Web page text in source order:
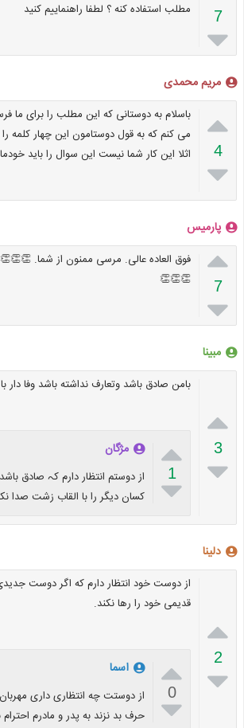
7

مطلب استفاده کنه ؟ لطفا راهنماییم کنید
مریم محمدی

4

باسلام به دوستانی که این مطلب را برای ما
می کنم که به قول دوستامون این چهار کلمه را
اثلا این کار شما نیست این سوال را باید
پارمیس

7

فوق العاده عالی. مرسی ممنون از شما.
👏👏👏
مبینا

3

بامن صادق باشد وتعارف نداشته باشد وفا دار

1

مژگان
از دوستم انتظار دارم کہ صادق
کسان دیگر را با القاب زشت صدا
دلینا

2

از دوست خود انتظار دارم که اگر دوست
قدیمی خود را رها نکند.

0

اسما
از دوستت چه انتظاری داری
حرف بد نزند به پدر و مادرم احترام